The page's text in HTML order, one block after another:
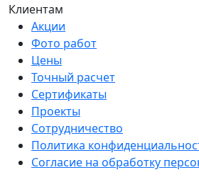
Клиентам
Акции
Фото работ
Цены
Точный расчет
Сертификаты
Проекты
Сотрудничество
Политика
Согласие на обработку